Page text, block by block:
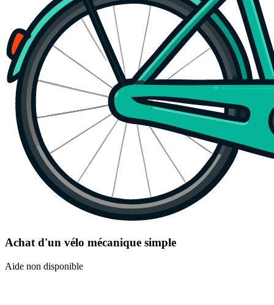
Achat d'un vélo mécanique simple
Aide non disponible